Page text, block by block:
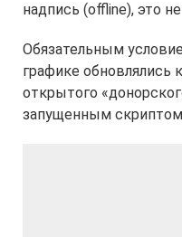
надпись (offline), это
Обязательным
графике обновлялись
открытого
запущенным